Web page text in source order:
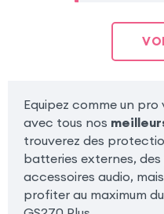
Equipez comme un
avec tous nos
trouverez des
batteries externes,
accessoires audio,
profiter au maximum